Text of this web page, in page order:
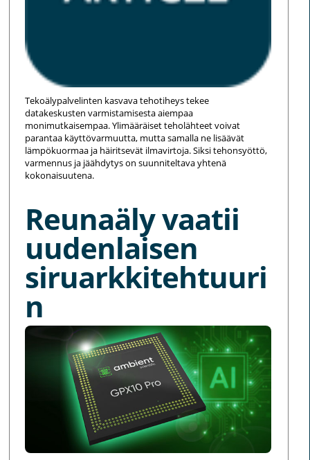
Tekoälypalvelinten kasvava tehotiheys tekee
datakeskusten varmistamisesta aiempaa
monimutkaisempaa. Ylimääräiset teholähteet voivat
parantaa käyttövarmuutta, mutta samalla ne lisäävät
lämpökuormaa ja häiritsevät ilmavirtoja. Siksi tehonsyöttö,
varmennus ja jäähdytys on suunniteltava yhtenä
kokonaisuutena.
Reunaäly vaatii
uudenlaisen
siruarkkitehtuuri
n